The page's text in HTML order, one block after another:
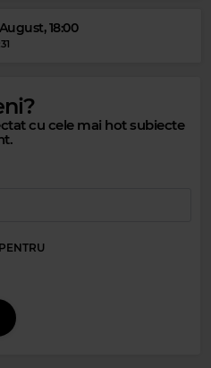
18:00
cu cele mai hot subiecte